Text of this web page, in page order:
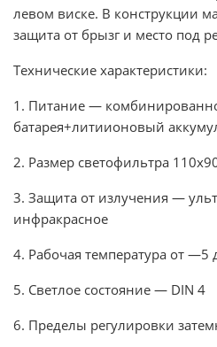
левом виске. В конструкции
защита от брызг и место под
Технические характеристики:
1. Питание —
батарея+литиионовый
2. Размер светофильтра
3. Защита от излучения —
инфракрасное
4. Рабочая температура от —5
5. Светлое состояние — DIN 4
6. Пределы регулировки